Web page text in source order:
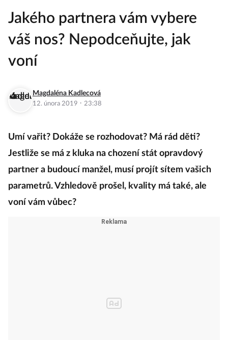
Jakého partnera vám vybere
váš nos? Nepodceňujte, jak
voní
Magdaléna Kadlecová
12. února 2019 · 23:38
Umí vařit? Dokáže se rozhodovat? Má rád děti?
Jestliže se má z kluka na chození stát opravdový
partner a budoucí manžel, musí projít sítem vašich
parametrů. Vzhledově prošel, kvality má také, ale
voní vám vůbec?